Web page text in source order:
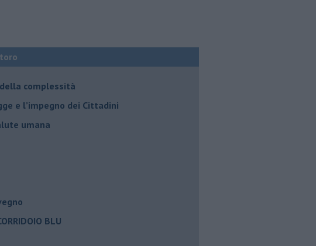
complessità
e l’impegno dei Cittadini
umana
BLU